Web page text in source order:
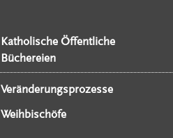
Katholische Öffentliche
Büchereien
Veränderungsprozesse
Weihbischöfe